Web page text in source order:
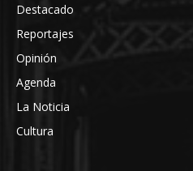
Destacado
Reportajes
Opinión
Agenda
La Noticia
Cultura